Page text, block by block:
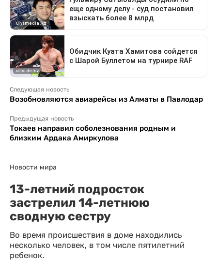
Следующая новость
Возобновляются авиарейсы из Алматы в Павлодар
Предыдущая новость
Токаев направил соболезнования родным и
близким Ардака Амиркулова
Новости мира
13-летний подросток
застрелил 14-летнюю
сводную сестру
Во время происшествия в доме находились
несколько человек, в том числе пятилетний
ребенок.